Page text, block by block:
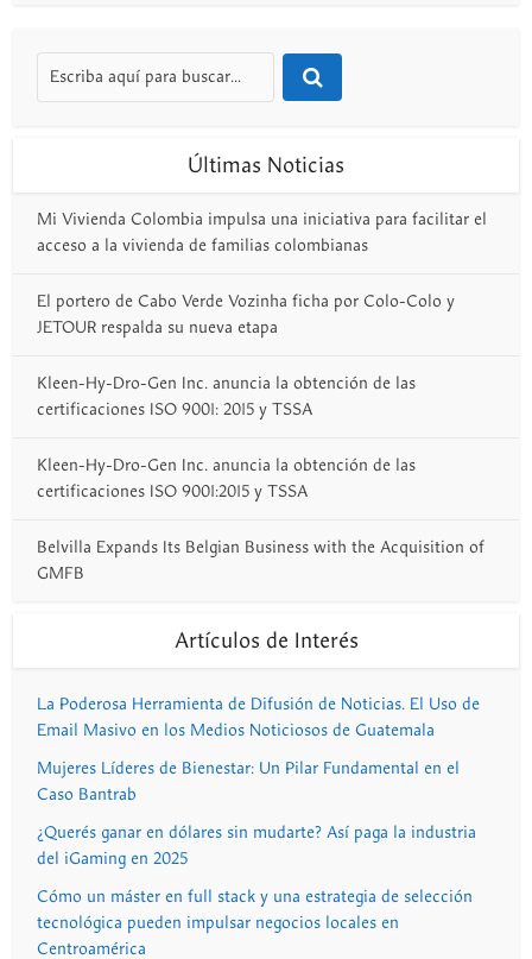
Últimas Noticias
Mi Vivienda Colombia impulsa una iniciativa para facilitar el
acceso a la vivienda de familias colombianas
El portero de Cabo Verde Vozinha ficha por Colo-Colo y
JETOUR respalda su nueva etapa
Kleen-Hy-Dro-Gen Inc. anuncia la obtención de las
certificaciones ISO 9001: 2015 y TSSA
Kleen-Hy-Dro-Gen Inc. anuncia la obtención de las
certificaciones ISO 9001:2015 y TSSA
Belvilla Expands Its Belgian Business with the Acquisition of
GMFB
Artículos de Interés
La Poderosa Herramienta de Difusión de Noticias. El Uso de
Email Masivo en los Medios Noticiosos de Guatemala
Mujeres Líderes de Bienestar: Un Pilar Fundamental en el
Caso Bantrab
¿Querés ganar en dólares sin mudarte? Así paga la industria
del iGaming en 2025
Cómo un máster en full stack y una estrategia de selección
tecnológica pueden impulsar negocios locales en
Centroamérica